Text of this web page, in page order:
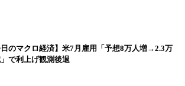
日のマクロ経済】米7月雇用「予想8万人増→2.3万
で利上げ観測後退